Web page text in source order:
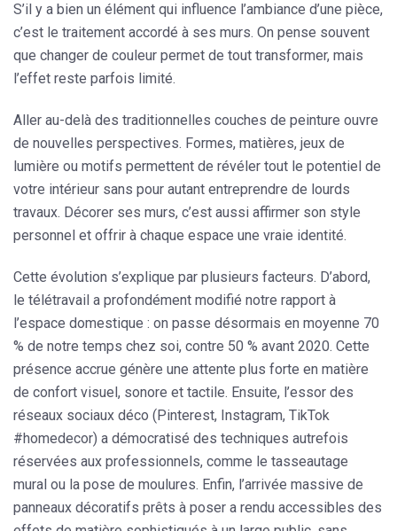
S’il y a bien un élément qui influence l’ambiance d’une pièce,
c’est le traitement accordé à ses murs. On pense souvent
que changer de couleur permet de tout transformer, mais
l’effet reste parfois limité.
Aller au-delà des traditionnelles couches de peinture ouvre
de nouvelles perspectives. Formes, matières, jeux de
lumière ou motifs permettent de révéler tout le potentiel de
votre intérieur sans pour autant entreprendre de lourds
travaux. Décorer ses murs, c’est aussi affirmer son style
personnel et offrir à chaque espace une vraie identité.
Cette évolution s’explique par plusieurs facteurs. D’abord,
le télétravail a profondément modifié notre rapport à
l’espace domestique : on passe désormais en moyenne 70
% de notre temps chez soi, contre 50 % avant 2020. Cette
présence accrue génère une attente plus forte en matière
de confort visuel, sonore et tactile. Ensuite, l’essor des
réseaux sociaux déco (Pinterest, Instagram, TikTok
#homedecor) a démocratisé des techniques autrefois
réservées aux professionnels, comme le tasseautage
mural ou la pose de moulures. Enfin, l’arrivée massive de
panneaux décoratifs prêts à poser a rendu accessibles des